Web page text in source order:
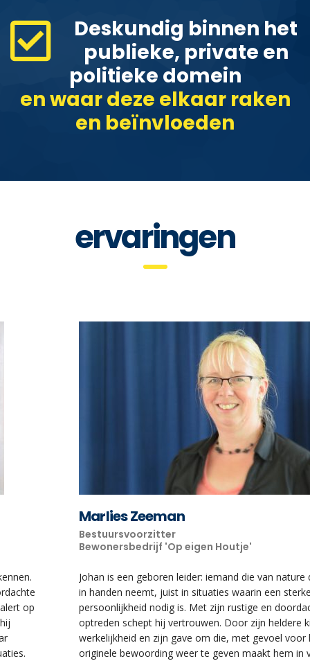
Deskundig binnen het
publieke, private en
politieke domein
en waar deze elkaar raken
en beïnvloeden
ervaringen
Marlies Zeeman
Bestuursvoorzitter
Bewonersbedrijf 'Op eigen Houtje'
Johan is een geboren leider: iemand die van nature de touwtjes
in handen neemt, juist in situaties waarin een sterke
persoonlijkheid nodig is. Met zijn rustige en doordachte
optreden schept hij vertrouwen. Door zijn heldere kijk op de
werkelijkheid en zijn gave om die, met gevoel voor humor, in
originele bewoording weer te geven maakt hem in veel situaties